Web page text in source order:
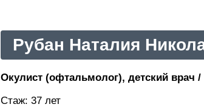
Рубан Наталия
Окулист (офтальмолог), детский врач
Стаж: 37 лет